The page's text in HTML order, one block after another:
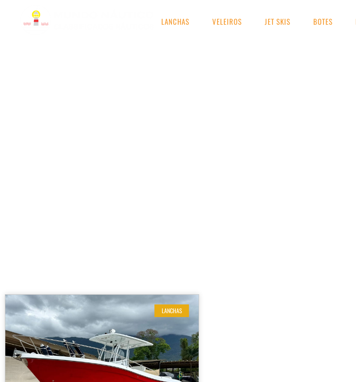
LANCHAS VELEIROS JET SKIS BOTES
LANCHAS